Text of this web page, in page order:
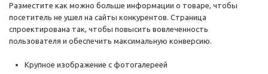
Разместите как можно больше информации о товаре, чтобы
посетитель не ушел на сайты конкурентов. Страница
спроектирована так, чтобы повысить вовлеченность
пользователя и обеспечить максимальную конверсию.
Крупное изображение с фотогалереей